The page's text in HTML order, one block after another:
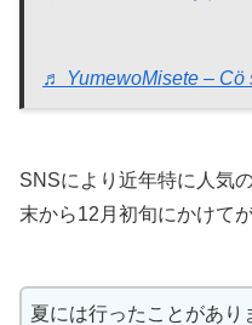
♬ YumewoMisete – Cö
SNSにより近年特に人気
末から12月初旬にかけて
夏には行ったことがあり